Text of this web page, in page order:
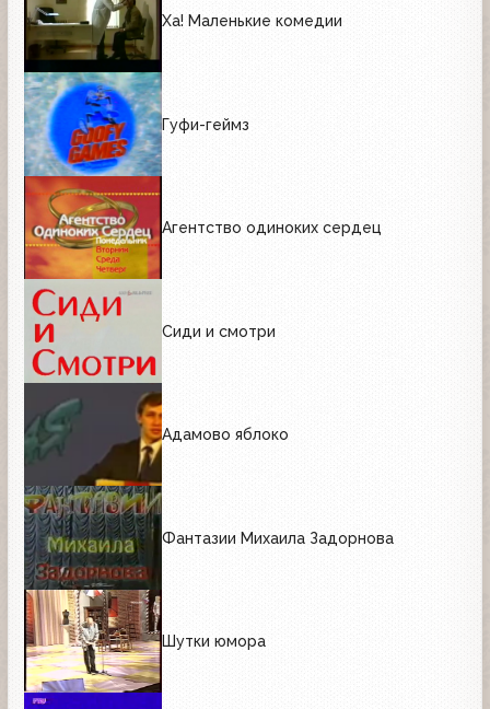
Ха! Маленькие комедии
Гуфи-геймз
Агентство одиноких сердец
Сиди и смотри
Адамово яблоко
Фантазии Михаила Задорнова
Шутки юмора